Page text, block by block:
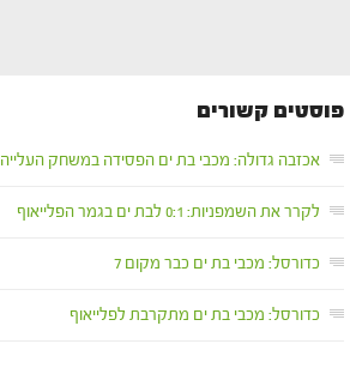
פוסטים קשורים
אכזבה גדולה: מכבי בת ים הפסידה במשחק העלייה
לקרר את השמפניות: 0:1 לבת ים בגמר הפלייאוף
כדורסל: מכבי בת ים כבר מקום 7
כדורסל: מכבי בת ים מתקרבת לפלייאוף